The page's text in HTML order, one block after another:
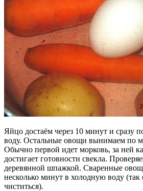
Яйцо достаём через 10 минут и сразу
воду. Остальные овощи вынимаем по
Обычно первой идет морковь, за ней
достигает готовности свекла.
деревянной шпажкой. Сваренные
несколько минут в холодную воду (так
чиститься).